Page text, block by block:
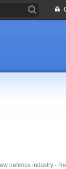
defence industry -